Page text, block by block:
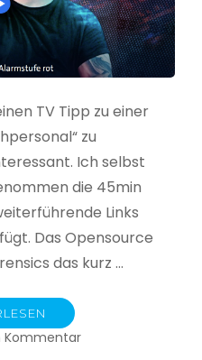
TV Tipp zu einer
zu
Ich selbst
die 45min
Links
Das Opensource
das kurz …
Kommentarzu